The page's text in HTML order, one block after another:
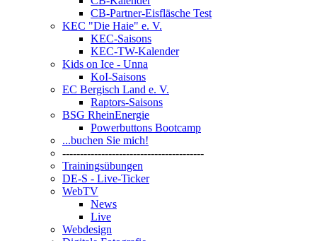
CB-Partner-Eisfläsche Test
KEC "Die Haie" e. V.
KEC-Saisons
KEC-TW-Kalender
Kids on Ice - Unna
KoI-Saisons
EC Bergisch Land e. V.
Raptors-Saisons
BSG RheinEnergie
Powerbuttons Bootcamp
...buchen Sie mich!
----------------------------------------
Trainingsübungen
DE-S - Live-Ticker
WebTV
News
Live
Webdesign